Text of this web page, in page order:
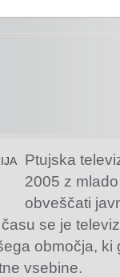
Ptujska
2005 z
obveščati
se je
območja,
vsebine.